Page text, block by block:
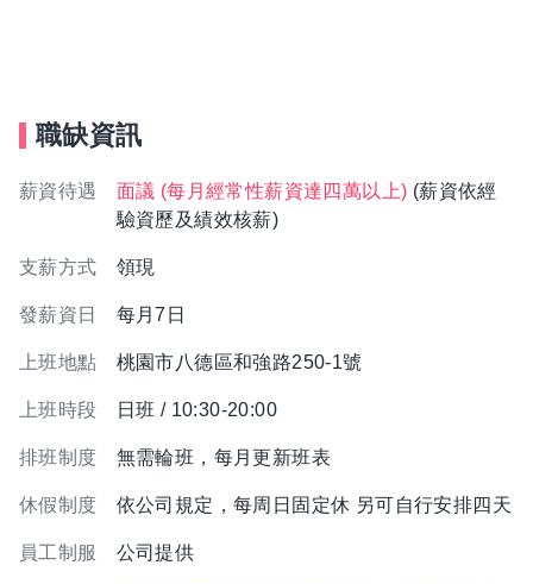
職缺資訊
薪資待遇 面議 (每月經常性薪資達四萬以上) (薪資依經
驗資歷及績效核薪)
支薪方式 領現
發薪資日 每月7日
上班地點 桃園市八德區和強路250-1號
上班時段 日班 / 10:30-20:00
排班制度 無需輪班，每月更新班表
休假制度 依公司規定，每周日固定休 另可自行安排四天
員工制服 公司提供